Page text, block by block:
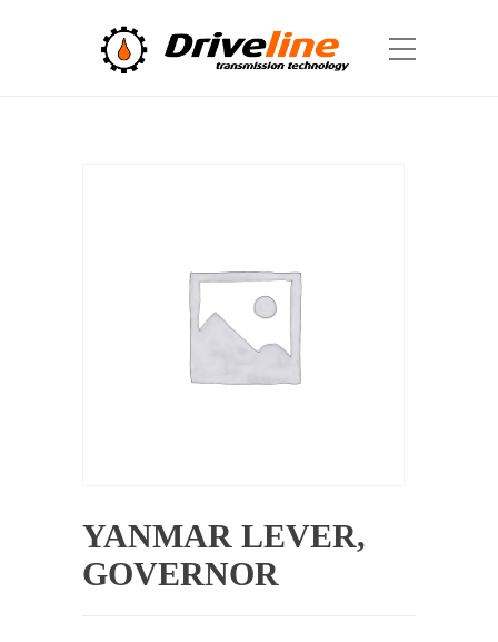
YANMAR LEVER,
GOVERNOR